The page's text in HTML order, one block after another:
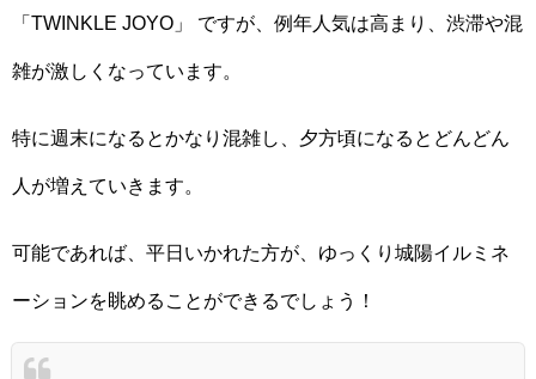
「TWINKLE JOYO」 ですが、例年人気は高まり、渋滞や混
雑が激しくなっています。
特に週末になるとかなり混雑し、夕方頃になるとどんどん
人が増えていきます。
可能であれば、平日いかれた方が、ゆっくり城陽イルミネ
ーションを眺めることができるでしょう！